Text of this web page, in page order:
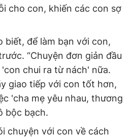
cho con, khiến các con sợ
biết, để làm bạn với con,
“Chuyện đơn giản đầu
chui ra từ nách' nữa.
giao tiếp với con tốt hơn,
'cha mẹ yêu nhau, thương
bộc bạch.
chuyện với con về cách